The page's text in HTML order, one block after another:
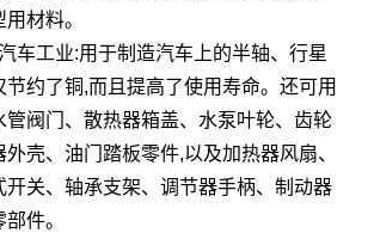
材料。
车工业:用于制造汽车上的半轴、行星
节约了铜,而且提高了使用寿命。还可用
管阀门、散热器箱盖、水泵叶轮、齿轮
壳、油门踏板零件,以及加热器风扇、
开关、轴承支架、调节器手柄、制动器
件。